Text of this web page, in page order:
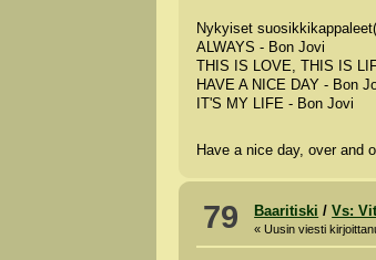
Nykyiset
ALWAYS - Bon Jovi
THIS IS LOVE, THIS IS
HAVE A NICE DAY - Bon
IT'S MY LIFE - Bon Jovi
Have a nice day, over and
79 Baaritiski /Vs:
« Uusin viesti